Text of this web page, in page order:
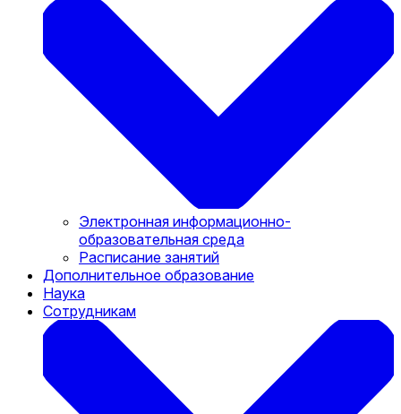
Электронная информационно-
образовательная среда
Расписание занятий
Дополнительное образование
Наука
Сотрудникам